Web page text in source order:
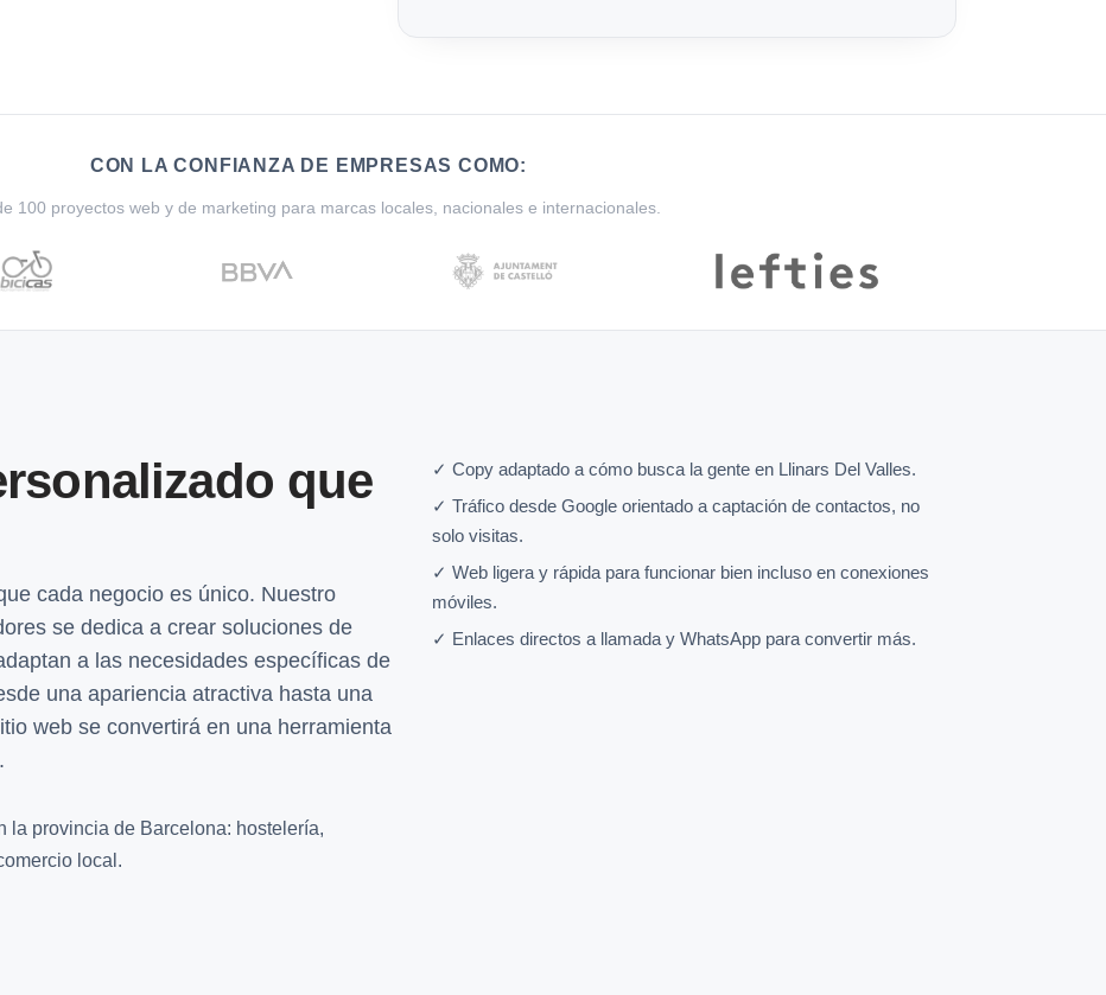
CON LA CONFIANZA DE EMPRESAS COMO:
100 proyectos web y de marketing para marcas locales, nacionales e internacionales.
que
cada negocio es único. Nuestro
se dedica a crear soluciones de
a las necesidades específicas de
una apariencia atractiva hasta una
web se convertirá en una herramienta
la provincia de Barcelona: hostelería,
local.
✓ Copy adaptado a cómo busca la gente en Llinars Del Valles.
✓ Tráfico desde Google orientado a captación de contactos, no
solo visitas.
✓ Web ligera y rápida para funcionar bien incluso en conexiones
móviles.
✓ Enlaces directos a llamada y WhatsApp para convertir más.